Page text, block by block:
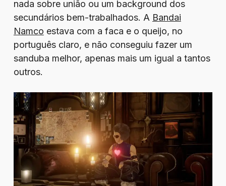
nada sobre união ou um background dos
secundários bem-trabalhados. A Bandai
Namco estava com a faca e o queijo, no
português claro, e não conseguiu fazer um
sanduba melhor, apenas mais um igual a tantos
outros.